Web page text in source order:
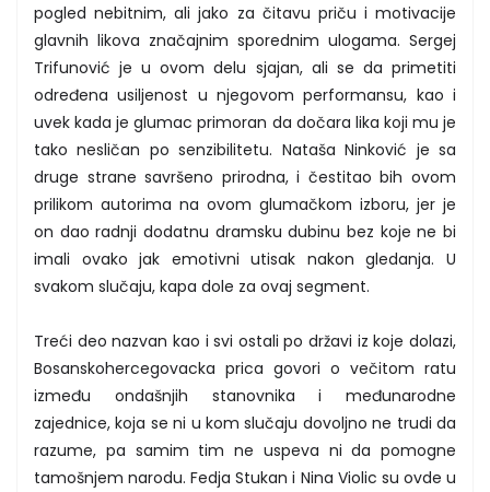
pogled nebitnim, ali jako za čitavu priču i motivacije
glavnih likova značajnim sporednim ulogama. Sergej
Trifunović je u ovom delu sjajan, ali se da primetiti
određena usiljenost u njegovom performansu, kao i
uvek kada je glumac primoran da dočara lika koji mu je
tako nesličan po senzibilitetu. Nataša Ninković je sa
druge strane savršeno prirodna, i čestitao bih ovom
prilikom autorima na ovom glumačkom izboru, jer je
on dao radnji dodatnu dramsku dubinu bez koje ne bi
imali ovako jak emotivni utisak nakon gledanja. U
svakom slučaju, kapa dole za ovaj segment.
Treći deo nazvan kao i svi ostali po državi iz koje dolazi,
Bosanskohercegovacka prica govori o večitom ratu
između ondašnjih stanovnika i međunarodne
zajednice, koja se ni u kom slučaju dovoljno ne trudi da
razume, pa samim tim ne uspeva ni da pomogne
tamošnjem narodu. Fedja Stukan i Nina Violic su ovde u